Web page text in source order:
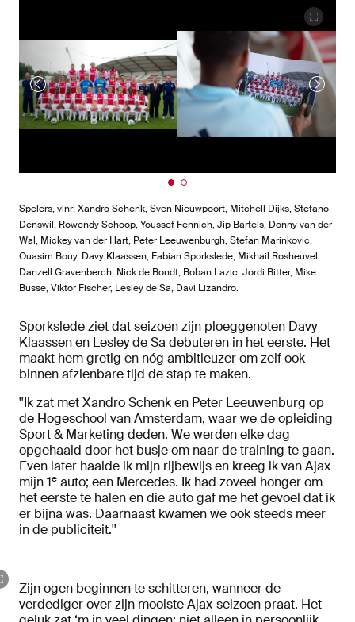
Spelers, vlnr: Xandro Schenk, Sven Nieuwpoort, Mitchell Dijks, Stefano
Denswil, Rowendy Schoop, Youssef Fennich, Jip Bartels, Donny van der
Wal, Mickey van der Hart, Peter Leeuwenburgh, Stefan Marinkovic,
Ouasim Bouy, Davy Klaassen, Fabian Sporkslede, Mikhail Rosheuvel,
Danzell Gravenberch, Nick de Bondt, Boban Lazic, Jordi Bitter, Mike
Busse, Viktor Fischer, Lesley de Sa, Davi Lizandro.
Sporkslede ziet dat seizoen zijn ploeggenoten Davy
Klaassen en Lesley de Sa debuteren in het eerste. Het
maakt hem gretig en nóg ambitieuzer om zelf ook
binnen afzienbare tijd de stap te maken.
''Ik zat met Xandro Schenk en Peter Leeuwenburg op
de Hogeschool van Amsterdam, waar we de opleiding
Sport & Marketing deden. We werden elke dag
opgehaald door het busje om naar de training te gaan.
Even later haalde ik mijn rijbewijs en kreeg ik van Ajax
mijn 1e auto; een Mercedes. Ik had zoveel honger om
het eerste te halen en die auto gaf me het gevoel dat ik
er bijna was. Daarnaast kwamen we ook steeds meer
in de publiciteit.''
Zijn ogen beginnen te schitteren, wanneer de
verdediger over zijn mooiste Ajax-seizoen praat. Het